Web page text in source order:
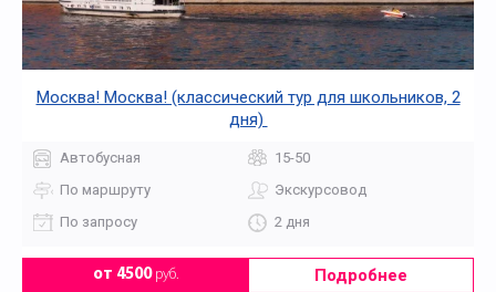
Москва! Москва! (классический тур для школьников, 2
дня)
Автобусная
15-50
По маршруту
Экскурсовод
По запросу
2 дня
от 4500руб. Подробнее